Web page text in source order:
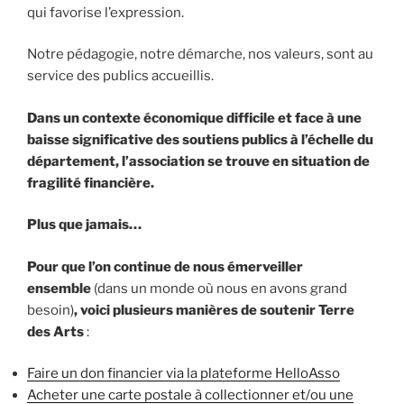
qui favorise l’expression.
Notre pédagogie, notre démarche, nos valeurs, sont au
service des publics accueillis.
Dans un contexte économique difficile et face à une
baisse significative des soutiens publics à l’échelle du
département, l’association se trouve en situation de
fragilité financière.
Plus que jamais…
Pour que l’on continue de nous émerveiller
ensemble (dans un monde où nous en avons grand
besoin), voici plusieurs manières de soutenir Terre
des Arts:
Faire un don financier via la plateforme HelloAsso
Acheter une carte postale à collectionner et/ou une